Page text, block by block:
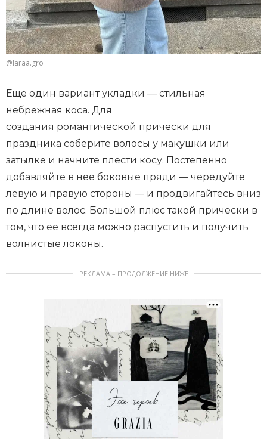
@laraa.gro
Еще один вариант укладки — стильная
небрежная коса. Для
создания романтической прически для
праздника соберите волосы у макушки или
затылке и начните плести косу. Постепенно
добавляйте в нее боковые пряди — чередуйте
левую и правую стороны — и продвигайтесь вниз
по длине волос. Большой плюс такой прически в
том, что ее всегда можно распустить и получить
волнистые локоны.
РЕКЛАМА – ПРОДОЛЖЕНИЕ НИЖЕ